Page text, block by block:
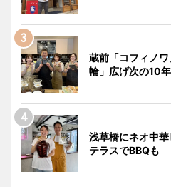
蔵前「コフィノ
輪」広げ次の10
浅草橋にネオ中
テラスでBBQも